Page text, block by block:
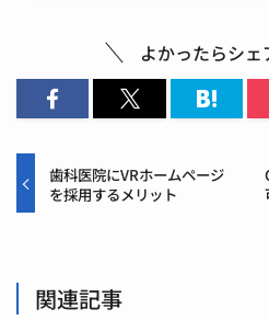
よかったらシェ
歯科医院にVRホームページ
を採用するメリット
関連記事